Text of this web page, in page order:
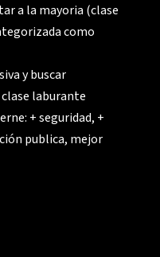
a la mayoria (clase
como
y buscar
laburante
+ seguridad, +
publica, mejor